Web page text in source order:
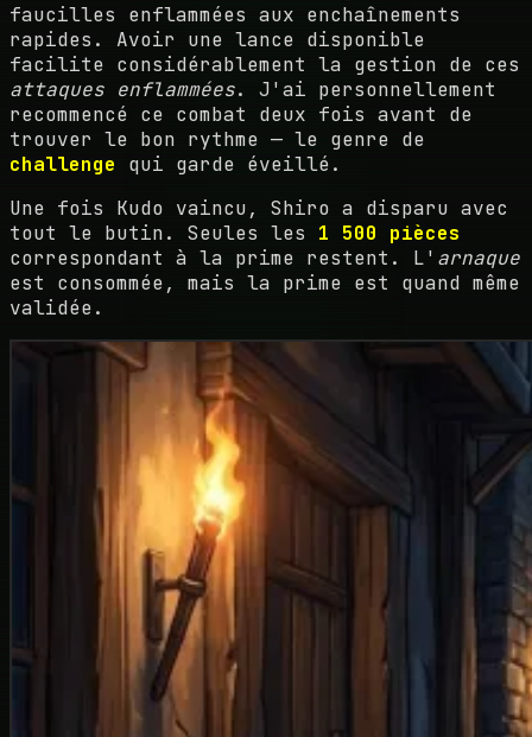
faucilles enflammées aux enchaînements
rapides. Avoir une lance disponible
facilite considérablement la gestion de ces
attaques enflammées. J'ai personnellement
recommencé ce combat deux fois avant de
trouver le bon rythme — le genre de
challenge qui garde éveillé.
Une fois Kudo vaincu, Shiro a disparu avec
tout le butin. Seules les 1 500 pièces
correspondant à la prime restent. L' arnaque
est consommée, mais la prime est quand même
validée.